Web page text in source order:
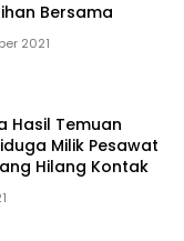
Bersama
2021
Hasil Temuan
Hilang Kontak